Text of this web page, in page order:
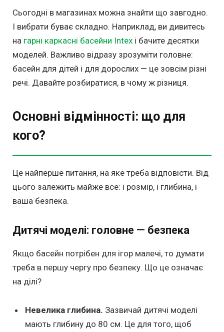
Сьогодні в магазинах можна знайти що завгодно.
І вибрати буває складно. Наприклад, ви дивитесь
на гарні каркасні басейни Intex і бачите десятки
моделей. Важливо відразу зрозуміти головне:
басейн для дітей і для дорослих — це зовсім різні
речі. Давайте розбиратися, в чому ж різниця.
Основні відмінності: що для
кого?
Це найперше питання, на яке треба відповісти. Від
цього залежить майже все: і розмір, і глибина, і
ваша безпека.
Дитячі моделі: головне — безпека
Якщо басейн потрібен для ігор малечі, то думати
треба в першу чергу про безпеку. Що це означає
на ділі?
Невелика глибина. Зазвичай дитячі моделі
мають глибину до 80 см. Це для того, щоб